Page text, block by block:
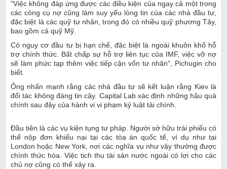
"Việc không đáp ứng được các điều kiện của ngay cả một trong
các công cụ nợ cũng làm suy yếu lòng tin của các nhà đầu tư,
đặc biệt là các quỹ tư nhân, trong đó có nhiều quỹ phương Tây,
bao gồm cả quỹ Mỹ.
Có nguy cơ đầu tư bị hạn chế, đặc biệt là ngoài khuôn khổ hỗ
trợ chính thức. Bất chấp sự hỗ trợ liên tục của IMF, việc vỡ nợ
sẽ làm phức tạp thêm việc tiếp cận vốn tư nhân", Pichugin cho
biết.
Ông nhấn mạnh rằng các nhà đầu tư sẽ kết luận rằng Kiev là
đối tác không đáng tin cậy. Capital Lab xác định những hậu quả
chính sau đây của hành vi vi phạm kỷ luật tài chính.
Đầu tiên là các vụ kiện tụng tư pháp. Người sở hữu trái phiếu có
thể nộp đơn khiếu nại tại các tòa án quốc tế, ví dụ như tại
London hoặc New York, nơi các nghĩa vụ như vậy thường được
chính thức hóa. Việc tịch thu tài sản nước ngoài có lợi cho các
chủ nợ cũng có thể xảy ra.